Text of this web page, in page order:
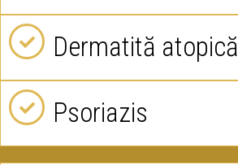
Dermatită atopică
Psoriazis